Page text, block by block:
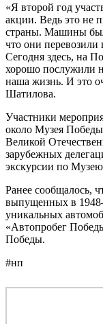
«Я второй год
акции. Ведь это не
страны. Машины
что они перевозили
Сегодня здесь, на
хорошо послужили
наша жизнь. И это
Шатилова.
Участники
около Музея
Великой
зарубежных
экскурсии по
Ранее сообщалось,
выпущенных в
уникальных
«Автопробег
Победы.
#нп